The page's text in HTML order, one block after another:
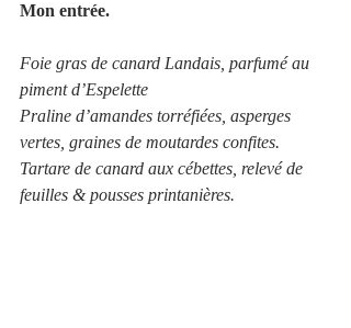
Mon entrée.
Foie gras de canard Landais, parfumé au
piment d’Espelette
Praline d’amandes torréfiées, asperges
vertes, graines de moutardes confites.
Tartare de canard aux cébettes, relevé de
feuilles & pousses printanières.